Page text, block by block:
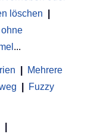
löschen
...
Mehrere
Fuzzy